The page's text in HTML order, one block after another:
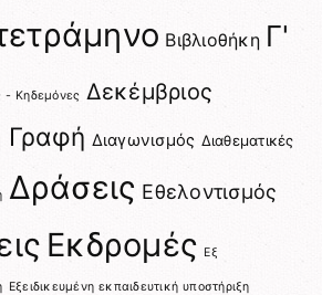
Βιβλιοθήκη Γ'
- Κηδεμόνες Δεκέμβριος
Γραφή Διαγωνισμός Διαθεματικές
Δράσεις Εθελοντισμός
Εκδρομές Εξ
Εξειδικευμένη εκπαιδευτική υποστήριξη